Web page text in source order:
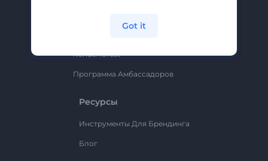
Renderforest
Программа Амбассадоров
Ресурсы
Инструменты Для Брендинга
Блог
Got it